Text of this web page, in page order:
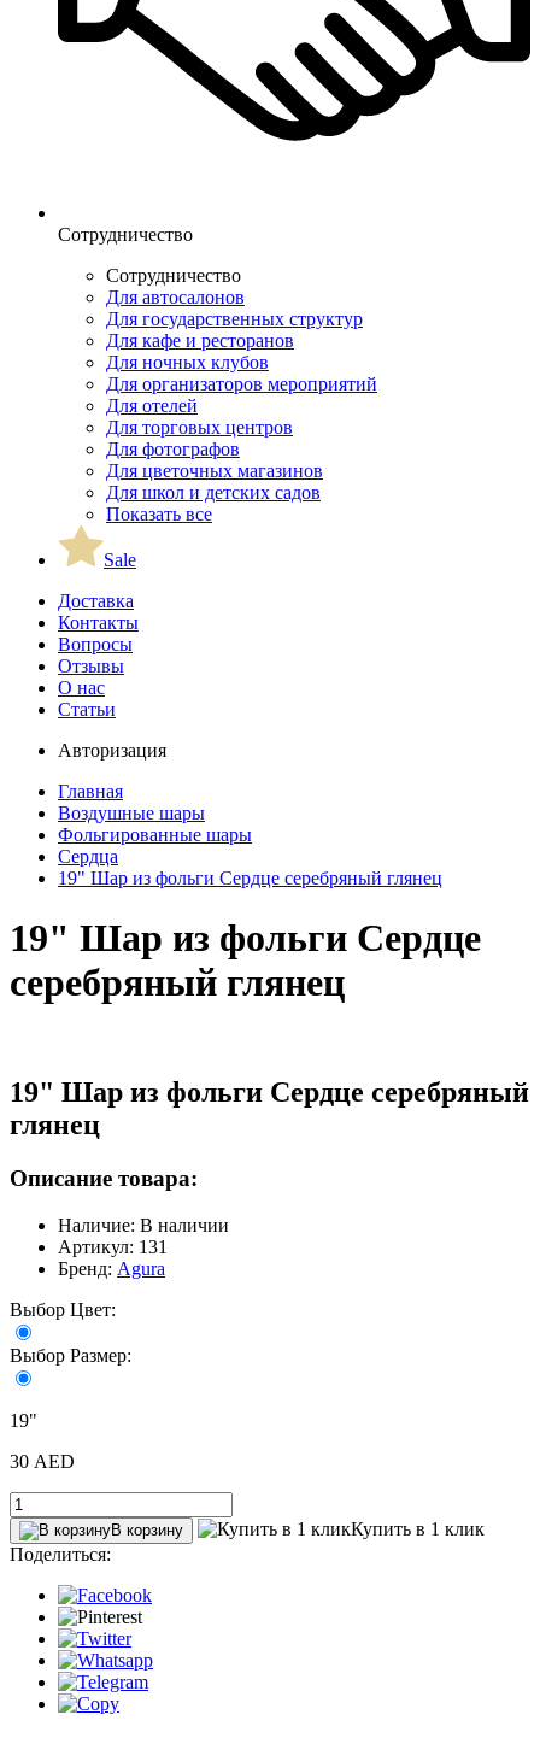
Сотрудничество
Сотрудничество
Для автосалонов
Для государственных структур
Для кафе и ресторанов
Для ночных клубов
Для организаторов мероприятий
Для отелей
Для торговых центров
Для фотографов
Для цветочных магазинов
Для школ и детских садов
Показать все
Sale
Доставка
Контакты
Вопросы
Отзывы
О нас
Статьи
Авторизация
Главная
Воздушные шары
Фольгированные шары
Сердца
19" Шар из фольги Сердце серебряный глянец
19" Шар из фольги Сердце
серебряный глянец
19" Шар из фольги Сердце серебряный
глянец
Описание товара:
Наличие: В наличии
Артикул: 131
Бренд: Agura
Выбор Цвет:
Выбор Размер:
19"
30 AED
В корзину
Купить в 1 клик
Поделиться: